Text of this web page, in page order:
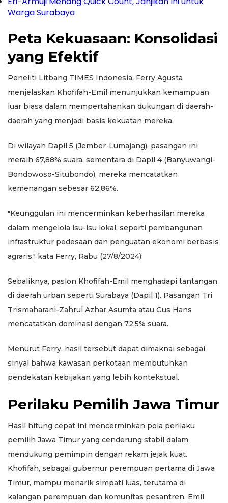
Warga Surabaya
Peta Kekuasaan: Konsolidasi
yang Efektif
Peneliti Litbang TIMES Indonesia, Ferry Agusta
menjelaskan Khofifah-Emil menunjukkan kemampuan
luar biasa dalam mempertahankan dukungan di daerah-
daerah yang menjadi basis kekuatan mereka.
Di wilayah Dapil 5 (Jember-Lumajang), pasangan ini
meraih 67,88% suara, sementara di Dapil 4 (Banyuwangi-
Bondowoso-Situbondo), mereka mencatatkan
kemenangan sebesar 62,86%.
"Keunggulan ini mencerminkan keberhasilan mereka
dalam mengelola isu-isu lokal, seperti pembangunan
infrastruktur pedesaan dan penguatan ekonomi berbasis
agraris," kata Ferry, Rabu (27/8/2024).
Sebaliknya, paslon Khofifah-Emil menghadapi tantangan
di daerah urban seperti Surabaya (Dapil 1). Pasangan Tri
Trismaharani-Zahrul Azhar Asumta atau Gus Hans
mencatatkan dominasi dengan 72,5% suara.
Menurut Ferry, hasil tersebut dapat dimaknai sebagai
sinyal bahwa kawasan perkotaan membutuhkan
pendekatan kebijakan yang lebih kontekstual.
Perilaku Pemilih Jawa Timur
Hasil hitung cepat ini mencerminkan pola perilaku
pemilih Jawa Timur yang cenderung stabil dalam
mendukung pemimpin dengan rekam jejak kuat.
Khofifah, sebagai gubernur perempuan pertama di Jawa
Timur, mampu menarik simpati luas, terutama di
kalangan perempuan dan komunitas pesantren. Emil